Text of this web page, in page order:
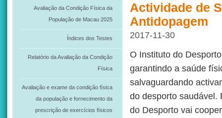
Avaliação da Condição Física da
População de Macau 2025
Índices dos Testes
Relatório da Avaliação da Condição
Física
Avaliação e exame da condição física
da população e fornecimento da
prescrição de exercícios físicos
Actividade de
Antidopagem
2017-11-30
O Instituto do
garantindo a saúde
salvaguardando
do desporto saudável.
do Desporto vai